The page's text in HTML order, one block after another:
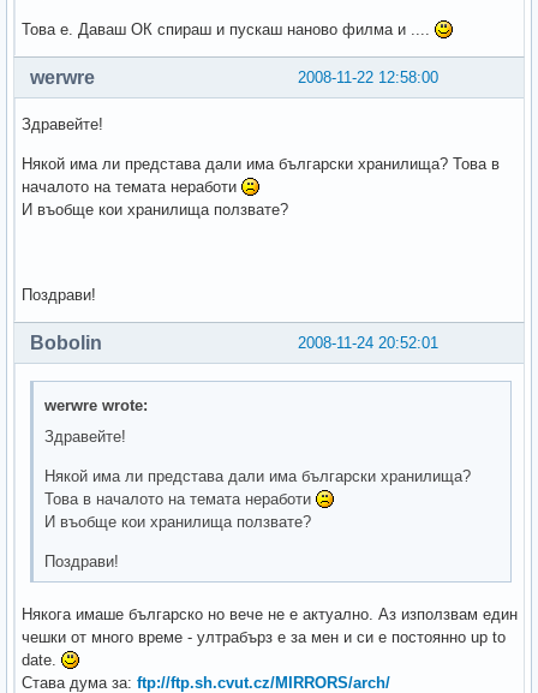
Това е. Даваш ОК спираш и пускаш наново филма и ....
2008-11-22 12:58:00
werwre
Здравейте!
Някой има ли представа дали има български хранилища? Това в
началото на темата неработи
И въобще кои хранилища ползвате?
Поздрави!
2008-11-24 20:52:01
Bobolin
werwre wrote:
Здравейте!
Някой има ли представа дали има български хранилища?
Това в началото на темата неработи
И въобще кои хранилища ползвате?
Поздрави!
Някога имаше българско но вече не е актуално. Аз използвам един
чешки от много време - ултрабърз е за мен и си е постоянно up to
date.
Става дума за: ftp://ftp.sh.cvut.cz/MIRRORS/arch/